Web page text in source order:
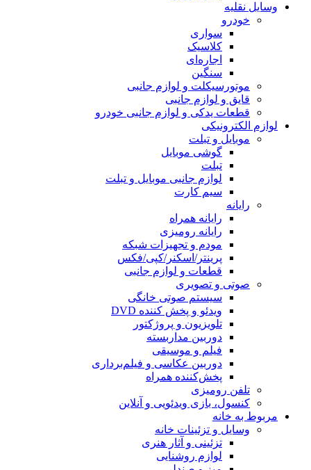
وسایل نقلیه
خودرو
سواری
کلاسیک
اجاره‌ای
سنگین
موتورسیکلت و لوازم جانبی
قایق و لوازم جانبی
قطعات یدکی و لوازم جانبی خودرو
لوازم الکترونیکی
موبایل و تبلت
گوشی موبایل
تبلت
لوازم جانبی موبایل و تبلت
سیم کارت
رایانه
رایانه همراه
رایانه رومیزی
مودم و تجهیزات شبکه
پرینتر/اسکنر/کپی/فکس
قطعات و لوازم جانبی
صوتی و تصویری
سیستم صوتی خانگی
ویدئو و پخش کننده DVD
تلویزیون و پروژکتور
دوربین مداربسته
فیلم و موسیقی
دوربین عکاسی و فیلم‌برداری
پخش‌کننده همراه
تلفن رومیزی
کنسول، بازی‌ ویدئویی و آنلاین
مربوط به خانه
وسایل و تزئینات خانه
تزئینی و آثار هنری
لوازم روشنایی